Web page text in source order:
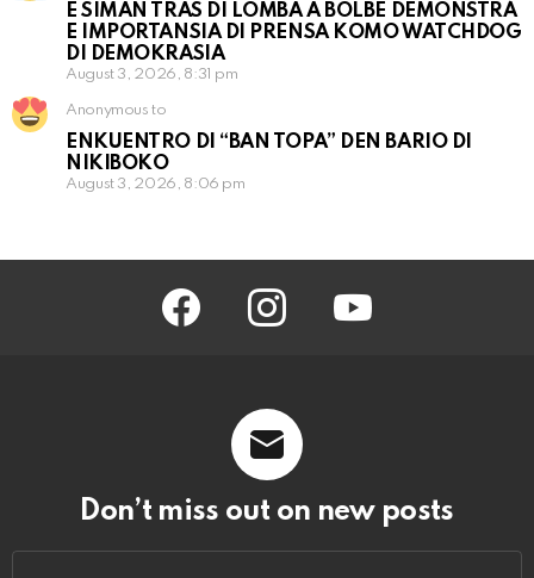
E SIMAN TRAS DI LOMBA A BOLBE DEMONSTRÁ
E IMPORTANSIA DI PRENSA KOMO WATCHDOG
DI DEMOKRASIA
August 3, 2026, 8:31 pm
Anonymous to
ENKUENTRO DI “BAN TOPA” DEN BARIO DI
NIKIBOKO
August 3, 2026, 8:06 pm
facebook instagram youtube
Don’t miss out on new posts